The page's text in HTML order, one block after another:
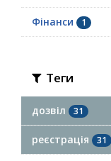
Фінанси 1
Теги
дозвіл 31
реєстрація 31